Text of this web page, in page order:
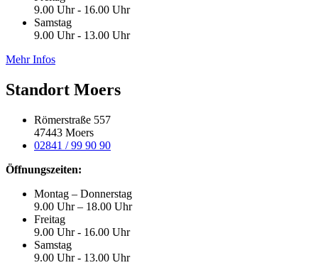
9.00 Uhr - 16.00 Uhr
Samstag
9.00 Uhr - 13.00 Uhr
Mehr Infos
Standort Moers
Römerstraße 557
47443 Moers
02841 / 99 90 90
Öffnungszeiten:
Montag – Donnerstag
9.00 Uhr – 18.00 Uhr
Freitag
9.00 Uhr - 16.00 Uhr
Samstag
9.00 Uhr - 13.00 Uhr